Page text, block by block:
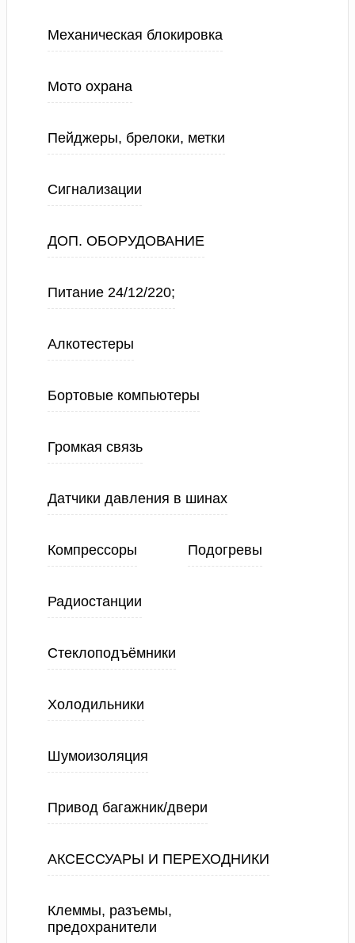
Механическая блокировка
Мото охрана
Пейджеры, брелоки, метки
Сигнализации
ДОП. ОБОРУДОВАНИЕ
Питание 24/12/220;
Алкотестеры
Бортовые компьютеры
Громкая связь
Датчики давления в шинах
Компрессоры Подогревы
Радиостанции
Стеклоподъёмники
Холодильники
Шумоизоляция
Привод багажник/двери
АКСЕССУАРЫ И ПЕРЕХОДНИКИ
Клеммы, разъемы,
предохранители